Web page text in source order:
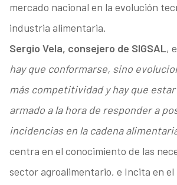
mercado nacional en la evolución
industria alimentaria.
Sergio Vela, consejero de SIGSAL,
hay que conformarse, sino
más competitividad y hay que
armado a la hora de responder a
incidencias en la cadena
centra en el conocimiento de las
sector agroalimentario, e Incita en el